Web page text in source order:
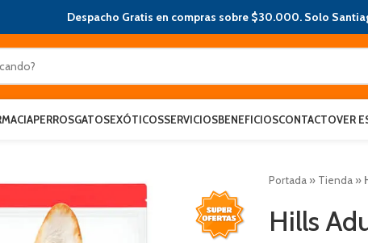
Despacho Gratis en compras sobre $30.000. Solo
PERROSGATOSEXÓTICOSSERVICIOSBENEFICIOSCONTACTOVER
Portada » Tienda »
Hills